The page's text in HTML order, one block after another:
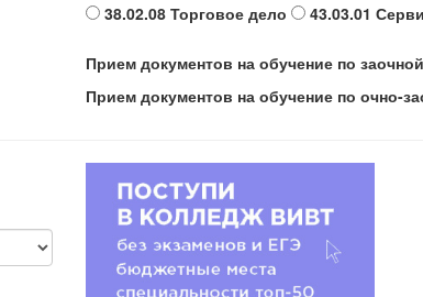
38.02.08 Торговое дело
43.03.01
Прием документов на обучение по
Прием документов на обучение по очно-